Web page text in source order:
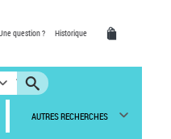
question ? Historique
AUTRES RECHERCHES